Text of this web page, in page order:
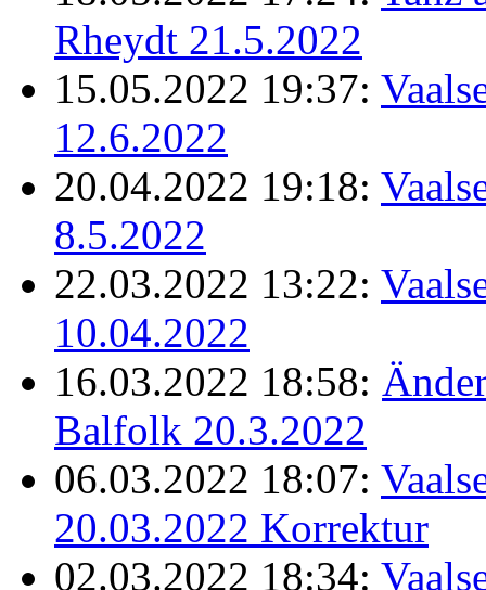
Rheydt 21.5.2022
15.05.2022 19:37:
12.6.2022
20.04.2022 19:18:
8.5.2022
22.03.2022 13:22:
10.04.2022
16.03.2022 18:58:
Balfolk 20.3.2022
06.03.2022 18:07:
20.03.2022 Korrektur
02.03.2022 18:34: